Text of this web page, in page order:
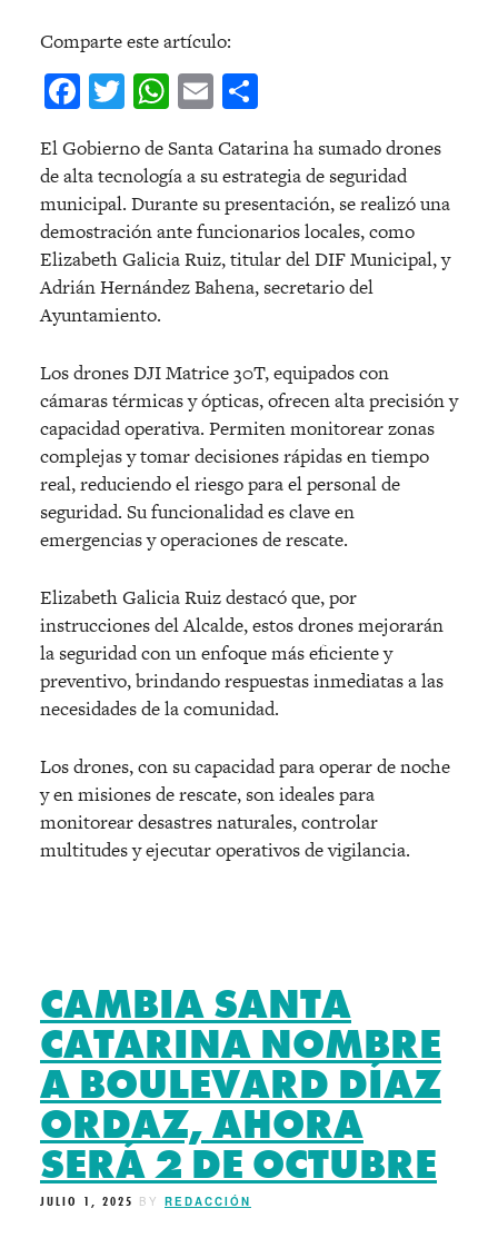
Comparte este artículo:
Facebook
Twitter
WhatsApp
Email
El Gobierno de Santa Catarina ha sumado drones
de alta tecnología a su estrategia de seguridad
municipal. Durante su presentación, se realizó una
demostración ante funcionarios locales, como
Elizabeth Galicia Ruiz, titular del DIF Municipal, y
Adrián Hernández Bahena, secretario del
Ayuntamiento.
Los drones DJI Matrice 30T, equipados con
cámaras térmicas y ópticas, ofrecen alta precisión y
capacidad operativa. Permiten monitorear zonas
complejas y tomar decisiones rápidas en tiempo
real, reduciendo el riesgo para el personal de
seguridad. Su funcionalidad es clave en
emergencias y operaciones de rescate.
Elizabeth Galicia Ruiz destacó que, por
instrucciones del Alcalde, estos drones mejorarán
la seguridad con un enfoque más eficiente y
preventivo, brindando respuestas inmediatas a las
necesidades de la comunidad.
Los drones, con su capacidad para operar de noche
y en misiones de rescate, son ideales para
monitorear desastres naturales, controlar
multitudes y ejecutar operativos de vigilancia.
CAMBIA SANTA
CATARINA NOMBRE
A BOULEVARD DÍAZ
ORDAZ, AHORA
SERÁ 2 DE OCTUBRE
JULIO 1, 2025 BY REDACCIÓN